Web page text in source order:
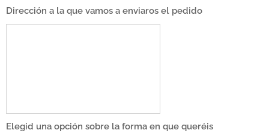
Dirección a la que vamos a enviaros el pedido
Elegid una opción sobre la forma en que queréis